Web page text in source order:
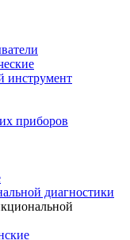
инструмент
приборов
диагностики